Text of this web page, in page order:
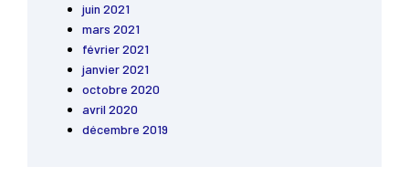
juin 2021
mars 2021
février 2021
janvier 2021
octobre 2020
avril 2020
décembre 2019